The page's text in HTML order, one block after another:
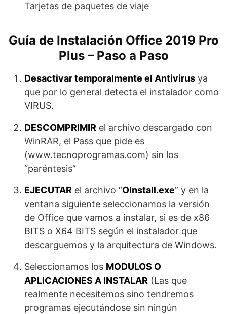
Tarjetas de paquetes de viaje
Guía de Instalación Office 2019 Pro
Plus – Paso a Paso
Desactivar temporalmente el Antivirus ya
que por lo general detecta el instalador como
VIRUS.
DESCOMPRIMIR el archivo descargado con
WinRAR, el Pass que pide es
(www.tecnoprogramas.com) sin los
“paréntesis”
EJECUTAR el archivo “OInstall.exe” y en la
ventana siguiente seleccionamos la versión
de Office que vamos a instalar, si es de x86
BITS o X64 BITS según el instalador que
descarguemos y la arquitectura de Windows.
Seleccionamos los MODULOS O
APLICACIONES A INSTALAR (Las que
realmente necesitemos sino tendremos
programas ejecutándose sin ningún